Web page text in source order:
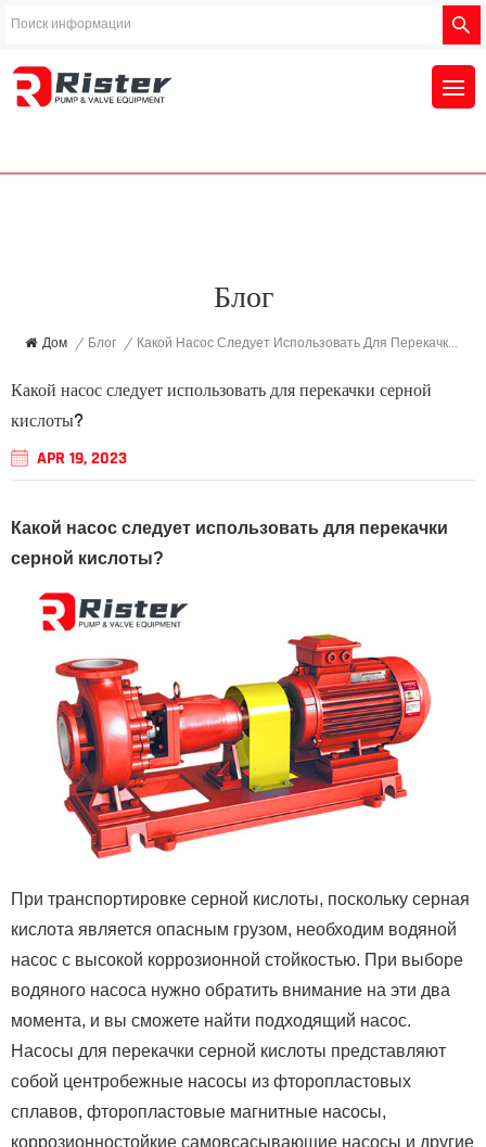
Блог
Дом / Блог / Какой Насос Следует Использовать Для Перекачки Серной Кислоты?
Какой насос следует использовать для перекачки серной
кислоты?
APR 19, 2023
Какой насос следует использовать для перекачки
серной кислоты?
При транспортировке серной кислоты, поскольку серная
кислота является опасным грузом, необходим водяной
насос с высокой коррозионной стойкостью. При выборе
водяного насоса нужно обратить внимание на эти два
момента, и вы сможете найти подходящий насос.
Насосы для перекачки серной кислоты представляют
собой центробежные насосы из фторопластовых
сплавов, фторопластовые магнитные насосы,
коррозионностойкие самовсасывающие насосы и другие